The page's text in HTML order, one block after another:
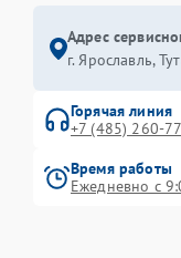
Адрес
г. Ярославль,
Горячая линия
+7 (485) 260-
Время работы
Ежедневно с